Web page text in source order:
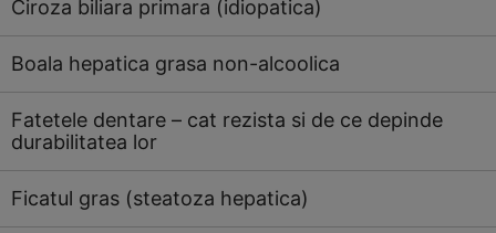
Ciroza biliara primara (idiopatica)
Boala hepatica grasa non-alcoolica
Fatetele dentare – cat rezista si de ce depinde
durabilitatea lor
Ficatul gras (steatoza hepatica)